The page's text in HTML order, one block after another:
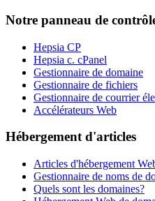
Notre panneau de
Hepsia CP
Hepsia c. cPanel
Gestionnaire de domaine
Gestionnaire de fichiers
Gestionnaire de courrier
Accélérateurs Web
Hébergement d'articles
Articles d'hébergement
Gestionnaire de noms de
Quels sont les domaines?